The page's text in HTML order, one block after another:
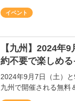
イベント
【九州】2024年
約不要で楽しめ
2024年9月7日（土）
九州で開催される無料